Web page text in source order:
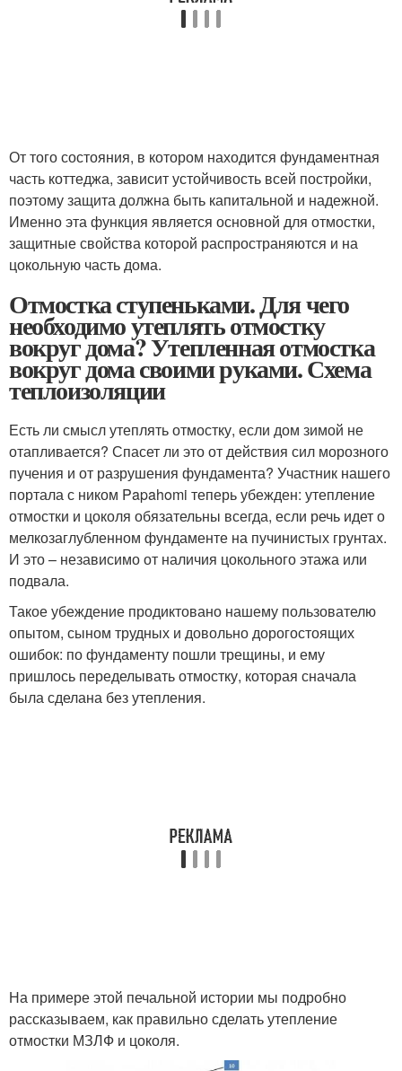
От того состояния, в котором находится фундаментная
часть коттеджа, зависит устойчивость всей постройки,
поэтому защита должна быть капитальной и надежной.
Именно эта функция является основной для отмостки,
защитные свойства которой распространяются и на
цокольную часть дома.
Отмостка ступеньками. Для чего
необходимо утеплять отмостку
вокруг дома? Утепленная отмостка
вокруг дома своими руками. Схема
теплоизоляции
Есть ли смысл утеплять отмостку, если дом зимой не
отапливается? Спасет ли это от действия сил морозного
пучения и от разрушения фундамента? Участник нашего
портала с ником Papahomi теперь убежден: утепление
отмостки и цоколя обязательны всегда, если речь идет о
мелкозаглубленном фундаменте на пучинистых грунтах.
И это – независимо от наличия цокольного этажа или
подвала.
Такое убеждение продиктовано нашему пользователю
опытом, сыном трудных и довольно дорогостоящих
ошибок: по фундаменту пошли трещины, и ему
пришлось переделывать отмостку, которая сначала
была сделана без утепления.
На примере этой печальной истории мы подробно
рассказываем, как правильно сделать утепление
отмостки МЗЛФ и цоколя.